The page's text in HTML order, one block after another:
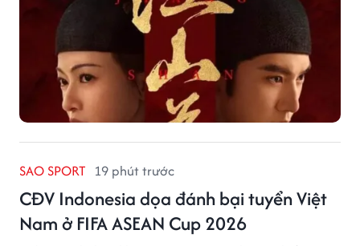
SAO SPORT 19 phút trước
CĐV Indonesia dọa đánh bại tuyển Việt
Nam ở FIFA ASEAN Cup 2026